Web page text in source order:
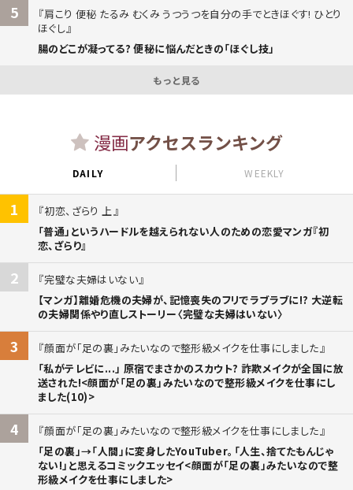
5
肩こり 便秘 たるみ むくみ うつうつを自分の手でときほぐす! ひとり
ほぐし
腸のどこが凝ってる? 便秘に悩んだときの「ほぐし技」
もっと見る
漫画アクセスランキング
DAILY WEEKLY
1
初恋、ざらり 上
「普通」というハードルを越えられない人のための恋愛マンガ『初
恋、ざらり』
2
完璧な夫婦はいない
【マンガ】離婚危機の夫婦が、記憶喪失のフリでラブラブに!? 大逆転
の夫婦関係やり直しストーリー〈完璧な夫婦はいない〉
3
顔面が「足の裏」みたいなので整形級メイクを仕事にしました
「私がテレビに...」 原宿でまさかのスカウト? 詐欺メイクが全国に放
送された!<顔面が「足の裏」みたいなので整形級メイクを仕事にし
ました(10)>
4
顔面が「足の裏」みたいなので整形級メイクを仕事にしました
「足の裏」→「人間」に変身したYouTuber。「人生、捨てたもんじゃ
ない!」と思えるコミックエッセイ<顔面が「足の裏」みたいなので整
形級メイクを仕事にしました>